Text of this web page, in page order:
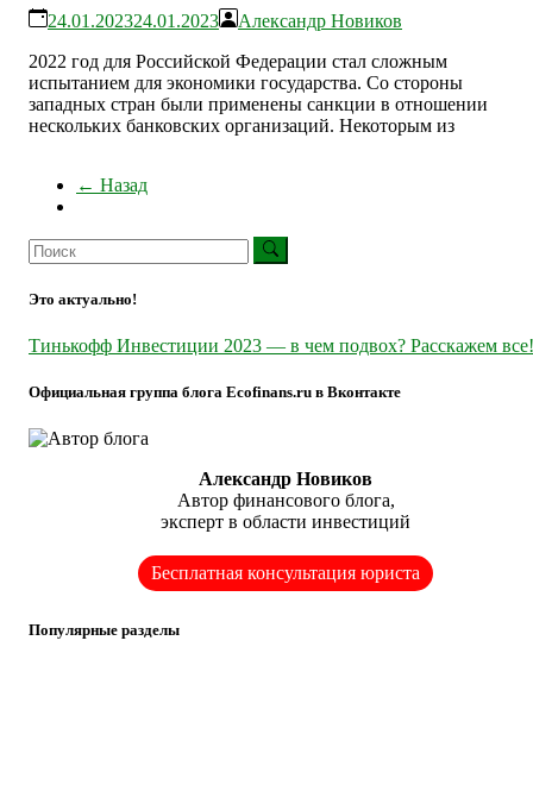
24.01.202324.01.2023
Александр Новиков
2022 год для Российской Федерации стал сложным
испытанием для экономики государства. Со стороны
западных стран были применены санкции в отношении
нескольких банковских организаций. Некоторым из
← Назад
Это актуально!
Тинькофф Инвестиции 2023 — в чем подвох? Расскажем все!
Официальная группа блога Ecofinans.ru в Вконтакте
Александр Новиков
Автор финансового блога,
эксперт в области инвестиций
Бесплатная консультация юриста
Популярные разделы